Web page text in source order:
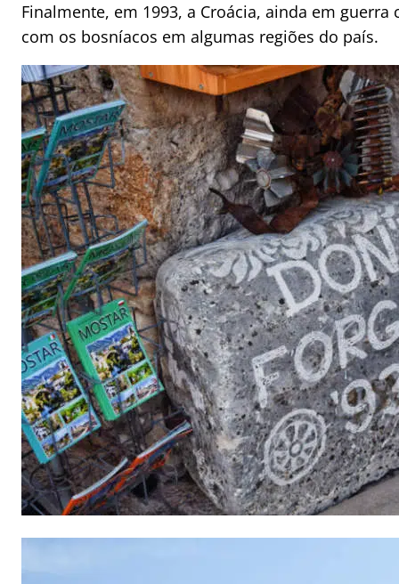
Finalmente, em 1993, a Croácia, ainda em
com os bosníacos em algumas regiões do país.